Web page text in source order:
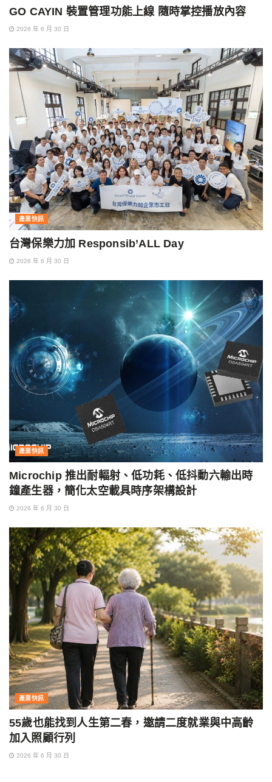
GO CAYIN 裝置管理功能上線 隨時掌控播放內容
2026 年 6 月 30 日
產業快訊
台灣保樂力加 Responsib’ALL Day
2026 年 6 月 30 日
產業快訊
Microchip 推出耐輻射、低功耗、低抖動六輸出時
鐘產生器，簡化太空載具時序架構設計
2026 年 6 月 30 日
產業快訊
55歲也能找到人生第二春，邀請二度就業與中高齡
加入照顧行列
2026 年 6 月 30 日